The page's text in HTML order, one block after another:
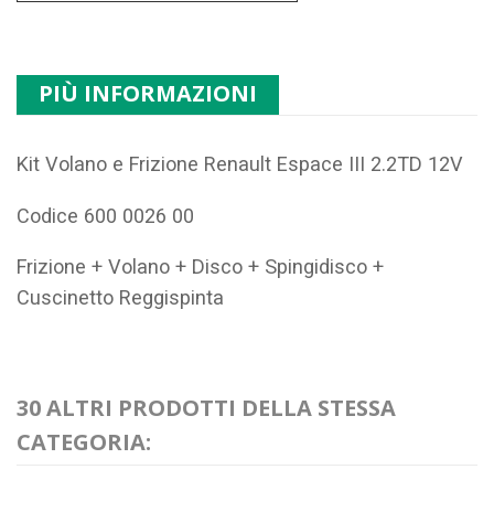
PIÙ INFORMAZIONI
Kit Volano e Frizione Renault Espace III 2.2TD 12V
Codice 600 0026 00
Frizione + Volano + Disco + Spingidisco +
Cuscinetto Reggispinta
30 ALTRI PRODOTTI DELLA STESSA
CATEGORIA: